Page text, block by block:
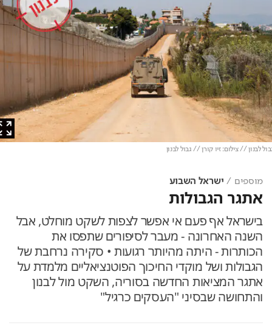
לבנון // צילום: זיו קורן // גבול לבנון
מוספים ישראל השבוע
אתגר הגבולות
בישראל אף פעם אי אפשר לצפות לשקט מוחלט, אבל
השנה האחרונה - מעבר לסיפורים שתפסו את
הכותרות - היתה מהיותר רגועות • סקירה נרחבת של
הגבולות ושל מוקדי החיכוך הפוטנציאליים מלמדת על
אתגר המציאות החדשה בסוריה, השקט מול לבנון
והתחושה שבסיני "העסקים כרגיל"